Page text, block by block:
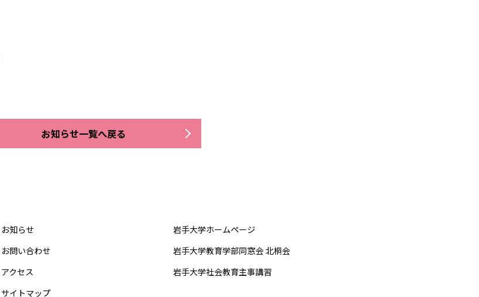
お知らせ一覧へ戻る
お知らせ
お問い合わせ
アクセス
サイトマップ
岩手大学ホームページ
岩手大学教育学部同窓会 北桐会
岩手大学社会教育主事講習